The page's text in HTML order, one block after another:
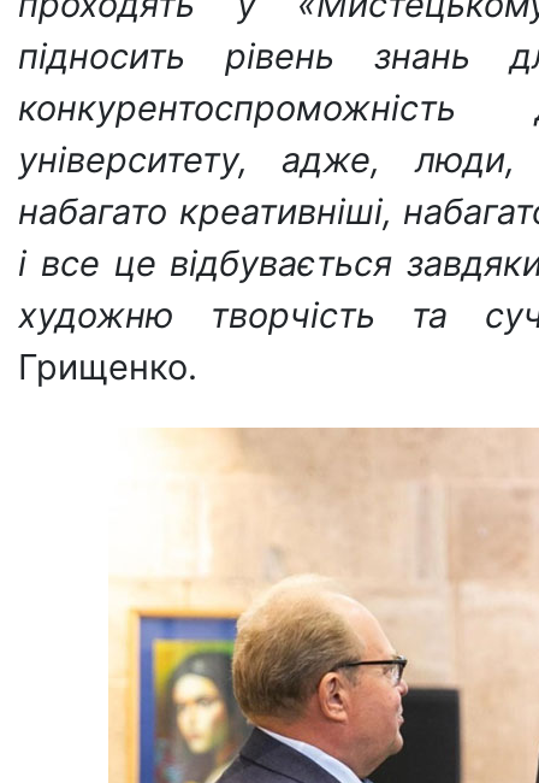
підносить рівень знань
університету, адже,
набагато креативніші,
і все це відбувається
художню творчість та
Грищенко.